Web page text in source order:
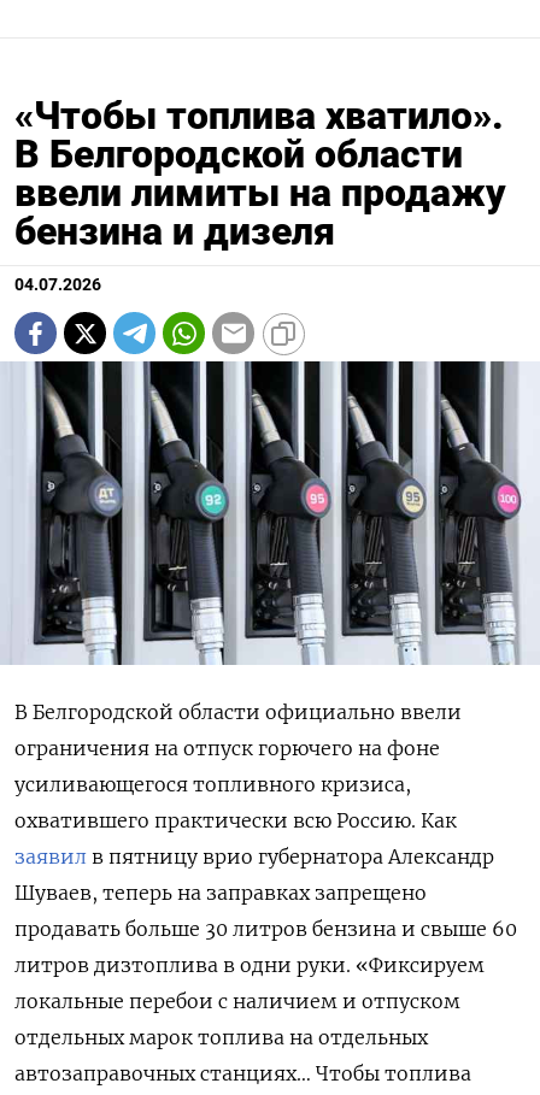
«Чтобы топлива хватило».
В Белгородской области
ввели лимиты на продажу
бензина и дизеля
04.07.2026
В Белгородской области официально ввели
ограничения на отпуск горючего на фоне
усиливающегося топливного кризиса,
охватившего практически всю Россию. Как
заявил в пятницу врио губернатора Александр
Шуваев, теперь на заправках запрещено
продавать больше 30 литров бензина и свыше 60
литров дизтоплива в одни руки. «Фиксируем
локальные перебои с наличием и отпуском
отдельных марок топлива на отдельных
автозаправочных станциях… Чтобы топлива